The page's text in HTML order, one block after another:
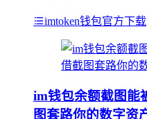
imtoken钱包官方下载
im钱包余额截图能
图套路你的数字资